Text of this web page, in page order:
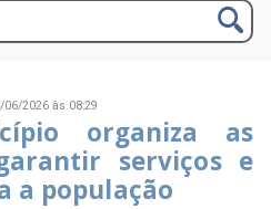
2026 às 08:29
organiza as
serviços e
a população